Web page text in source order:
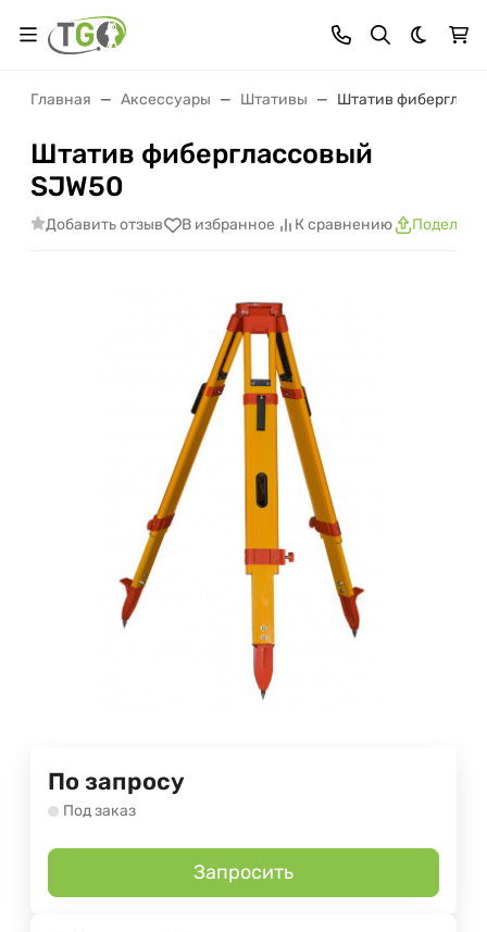
Темная
Главная Аксессуары Штативы Штатив
Штатив фиберглассовый
SJW50
Добавить отзыв В избранное К сравнению
По запросу
Под заказ
Запросить